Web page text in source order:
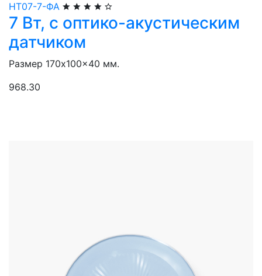
НТ07-7-ФА
7 Вт, с оптико-акустическим
датчиком
Размер 170x100x40 мм.
968.30